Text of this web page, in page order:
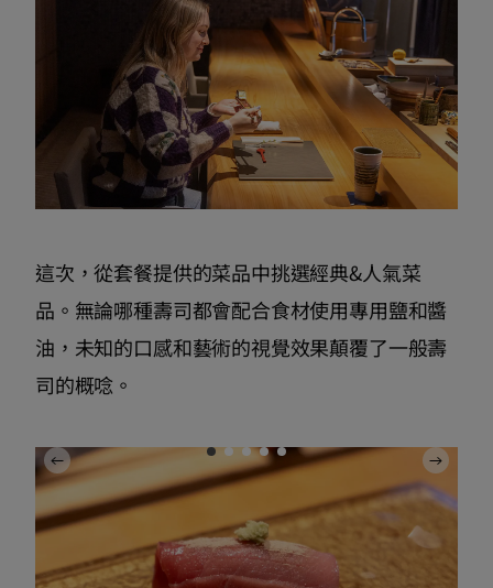
這次，從套餐提供的菜品中挑選經典&人氣菜
品。無論哪種壽司都會配合食材使用專用鹽和醬
油，未知的口感和藝術的視覺效果顛覆了一般壽
司的概唸。